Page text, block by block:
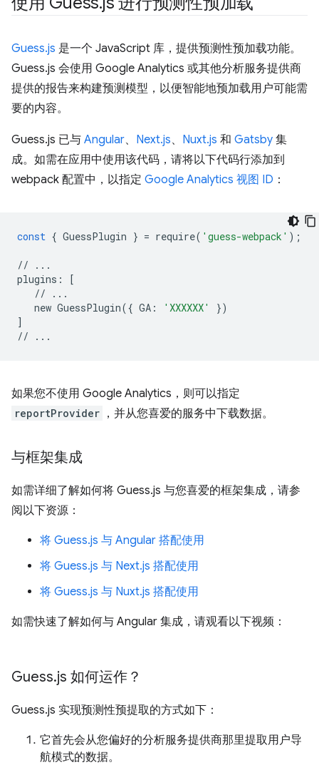
Guess.js 是一个 JavaScript 库，提供预测性预加载功能。
Guess.js 会使用 Google Analytics 或其他分析服务提供商
提供的报告来构建预测模型，以便智能地预加载用户可能需
要的内容。
Guess.js 已与 Angular、 Next.js、 Nuxt.js 和 Gatsby 集
成。如需在应用中使用该代码，请将以下代码行添加到
webpack 配置中，以指定 Google Analytics 视图 ID ：
const { GuessPlugin } = require( 'guess-webpack' );
//
...
plugins :
[
//
...
new GuessPlugin({ GA : 'XXXXXX'
})
]
//
...
如果您不使用 Google Analytics，则可以指定
reportProvider ，并从您喜爱的服务中下载数据。
与框架集成
如需详细了解如何将 Guess.js 与您喜爱的框架集成，请参
阅以下资源：
将 Guess.js 与 Angular 搭配使用
将 Guess.js 与 Next.js 搭配使用
将 Guess.js 与 Nuxt.js 搭配使用
如需快速了解如何与 Angular 集成，请观看以下视频：
Guess.js 如何运作？
Guess.js 实现预测性预提取的方式如下：
它首先会从您偏好的分析服务提供商那里提取用户导
航模式的数据。